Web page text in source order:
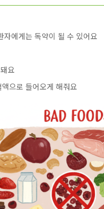
에게는 독약이 될 수 있어요
요
으로 들어오게 해줘요